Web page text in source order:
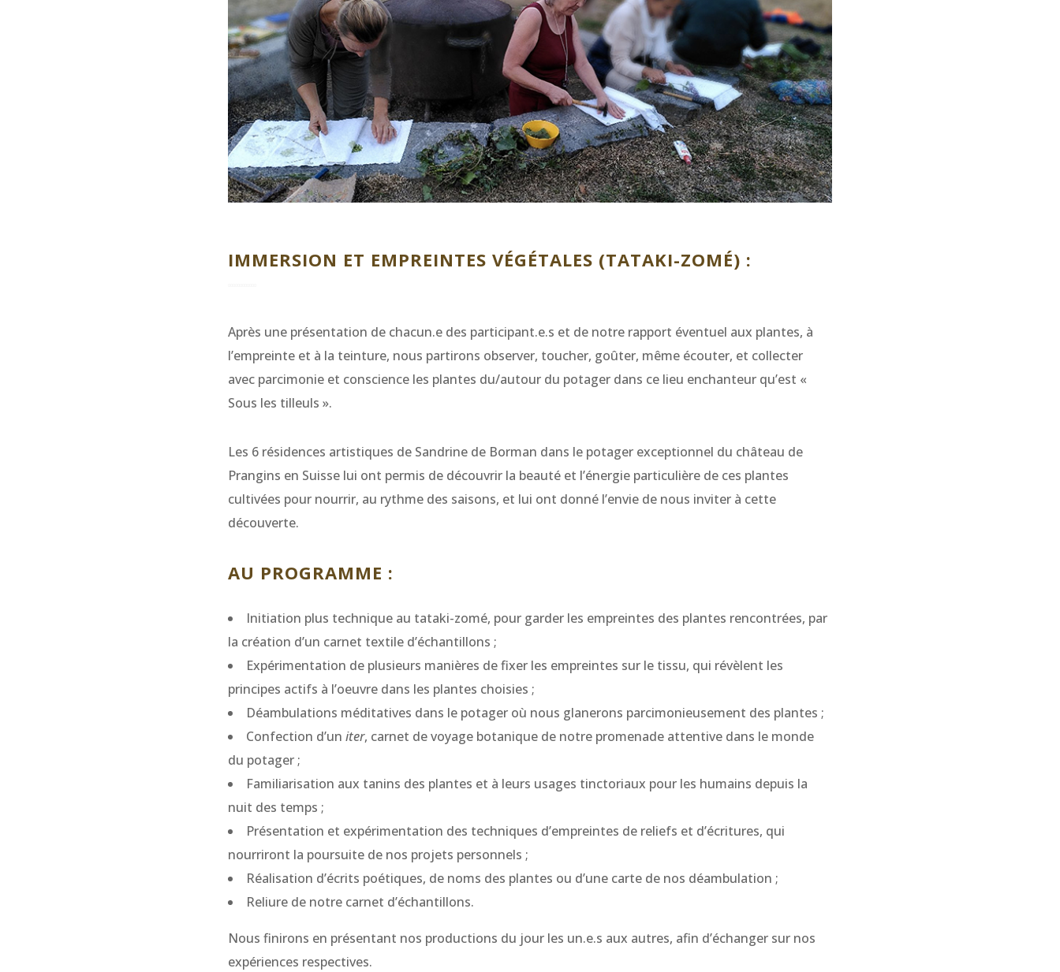
IMMERSION ET EMPREINTES VÉGÉTALES (TATAKI-ZOMÉ) :
Après une présentation de chacun.e des participant.e.s et de notre rapport éventuel aux plantes, à
l’empreinte et à la teinture, nous partirons observer, toucher, goûter, même écouter, et collecter
avec parcimonie et conscience les plantes du/autour du potager dans ce lieu enchanteur qu’est «
Sous les tilleuls ».
Les 6 résidences artistiques de Sandrine de Borman dans le potager exceptionnel du château de
Prangins en Suisse lui ont permis de découvrir la beauté et l’énergie particulière de ces plantes
cultivées pour nourrir, au rythme des saisons, et lui ont donné l’envie de nous inviter à cette
découverte.
AU PROGRAMME :
Initiation plus technique au tataki-zomé, pour garder les empreintes des plantes rencontrées, par
la création d’un carnet textile d’échantillons ;
Expérimentation de plusieurs manières de fixer les empreintes sur le tissu, qui révèlent les
principes actifs à l’oeuvre dans les plantes choisies ;
Déambulations méditatives dans le potager où nous glanerons parcimonieusement des plantes ;
Confection d’un iter, carnet de voyage botanique de notre promenade attentive dans le monde
du potager ;
Familiarisation aux tanins des plantes et à leurs usages tinctoriaux pour les humains depuis la
nuit des temps ;
Présentation et expérimentation des techniques d’empreintes de reliefs et d’écritures, qui
nourriront la poursuite de nos projets personnels ;
Réalisation d’écrits poétiques, de noms des plantes ou d’une carte de nos déambulation ;
Reliure de notre carnet d’échantillons.
Nous finirons en présentant nos productions du jour les un.e.s aux autres, afin d’échanger sur nos
expériences respectives.